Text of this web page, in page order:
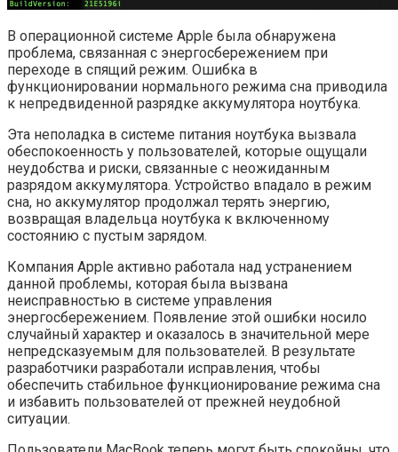
В операционной системе Apple была обнаружена
проблема, связанная с энергосбережением при
переходе в спящий режим. Ошибка в
функционировании нормального режима сна приводила
к непредвиденной разрядке аккумулятора ноутбука.
Эта неполадка в системе питания ноутбука вызвала
обеспокоенность у пользователей, которые ощущали
неудобства и риски, связанные с неожиданным
разрядом аккумулятора. Устройство впадало в режим
сна, но аккумулятор продолжал терять энергию,
возвращая владельца ноутбука к включенному
состоянию с пустым зарядом.
Компания Apple активно работала над устранением
данной проблемы, которая была вызвана
неисправностью в системе управления
энергосбережением. Появление этой ошибки носило
случайный характер и оказалось в значительной мере
непредсказуемым для пользователей. В результате
разработчики разработали исправления, чтобы
обеспечить стабильное функционирование режима сна
и избавить пользователей от прежней неудобной
ситуации.